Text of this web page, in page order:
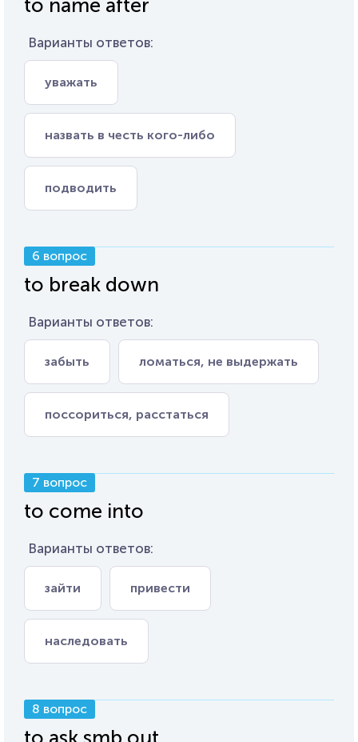
to name after
Варианты ответов:
уважать
назвать в честь кого-либо
подводить
6 вопрос
to break down
Варианты ответов:
забыть ломаться, не выдержать
поссориться, расстаться
7 вопрос
to come into
Варианты ответов:
зайти привести
наследовать
8 вопрос